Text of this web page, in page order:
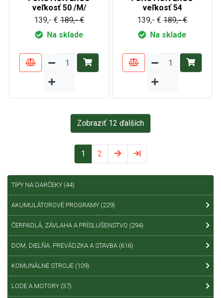
veľkosť 50 /M/
139,- € 189,- €
Na sklade
veľkosť 54
139,- € 189,- €
Na sklade
Zobraziť 12 ďalších
1 2
TIPY NA DARČEKY (44)
AKUMULÁTOROVÉ PROGRAMY (229)
ČERPADLÁ, ZÁVLAHA A PRÍSLUŠENSTVO (294)
DOM, DIELŇA, PREVÁDZKA A STAVBA (616)
KOMUNÁLNE STROJE (109)
LODE A MOTORY (37)